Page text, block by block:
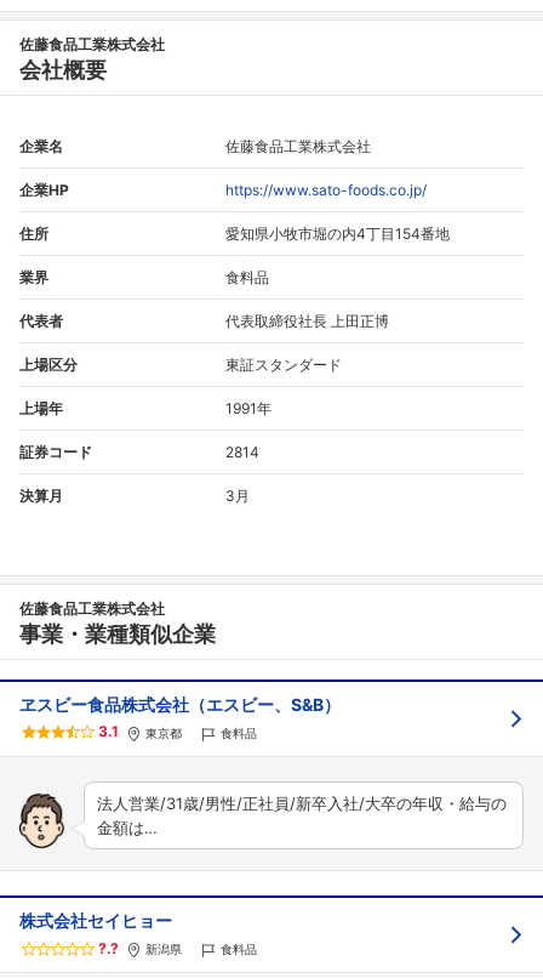
フォローしました
こちらの企業もフォローしませんか？
佐藤食品工業株式会社
会社概要
企業名 佐藤食品工業株式会社
企業HP https://www.sato-foods.co.jp/
住所 愛知県小牧市堀の内4丁目154番地
業界 食料品
代表者 代表取締役社長 上田正博
上場区分 東証スタンダード
上場年 1991年
証券コード 2814
決算月 3月
佐藤食品工業株式会社
事業・業種類似企業
ヱスビー食品株式会社（エスビー、S&B）
3.1 東京都 食料品
法人営業/31歳/男性/正社員/新卒入社/大卒の年収・給与の
金額は…
株式会社セイヒョー
?.? 新潟県 食料品